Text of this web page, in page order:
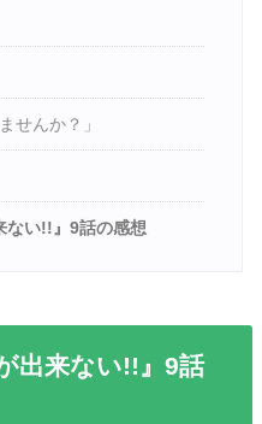
せんか？」
ない!!』9話の感想
出来ない!!』9話